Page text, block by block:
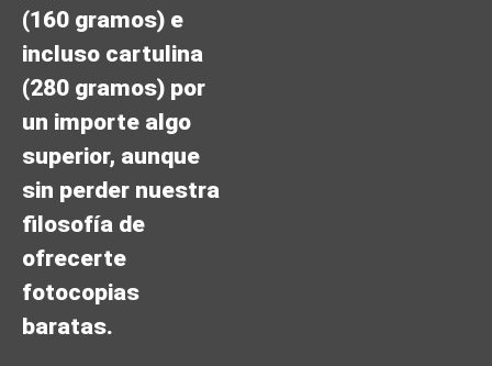
(160 gramos) e
incluso cartulina
(280 gramos) por
un importe algo
superior, aunque
sin perder nuestra
filosofía de
ofrecerte
fotocopias
baratas.